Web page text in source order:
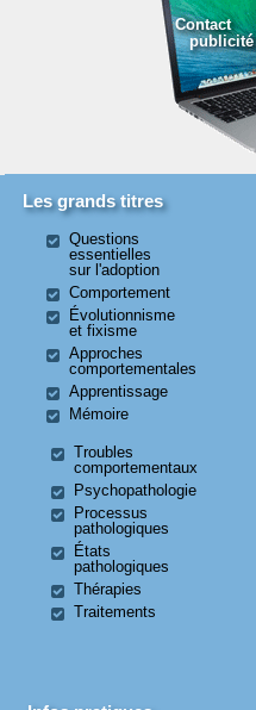
Contact
publicité
Les grands titres
Questions
essentielles
sur l'adoption
Comportement
Évolutionnisme
et fixisme
Approches
comportementales
Apprentissage
Mémoire
Troubles
comportementaux
Psychopathologie
Processus
pathologiques
États
pathologiques
Thérapies
Traitements